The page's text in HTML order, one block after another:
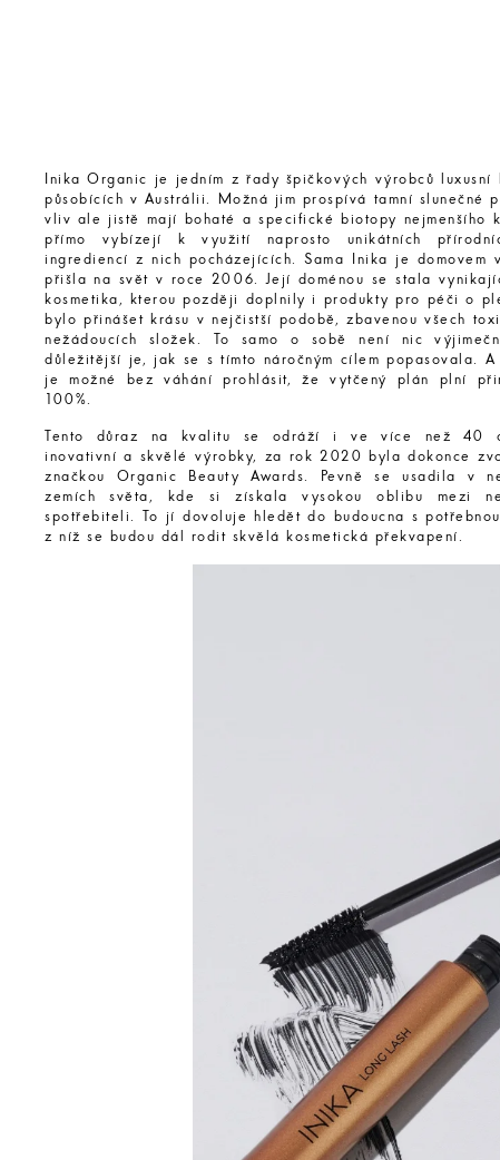
Inika Organic je jedním z řady špičkových výrobců luxusní
působících v Austrálii. Možná jim prospívá tamní slunečné
vliv ale jistě mají bohaté a specifické biotopy nejmenšího
přímo vybízejí k využití naprosto unikátních
ingrediencí z nich pocházejících. Sama Inika je domovem
přišla na svět v roce 2006. Její doménou se stala
kosmetika, kterou později doplnily i produkty pro péči o
bylo přinášet krásu v nejčistší podobě, zbavenou všech
nežádoucích složek. To samo o sobě není nic
důležitější je, jak se s tímto náročným cílem popasovala.
je možné bez váhání prohlásit, že vytčený plán plní
100%.
Tento důraz na kvalitu se odráží i ve více než 40
inovativní a skvělé výrobky, za rok 2020 byla dokonce
značkou Organic Beauty Awards. Pevně se usadila v
zemích světa, kde si získala vysokou oblibu mezi
spotřebiteli. To jí dovoluje hledět do budoucna s
z níž se budou dál rodit skvělá kosmetická překvapení.